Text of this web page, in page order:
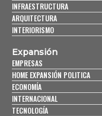
INFRAESTRUCTURA
ARQUITECTURA
INTERIORISMO
Expansión
EMPRESAS
HOME EXPANSIÓN POLITICA
ECONOMÍA
INTERNACIONAL
TECNOLOGÍA